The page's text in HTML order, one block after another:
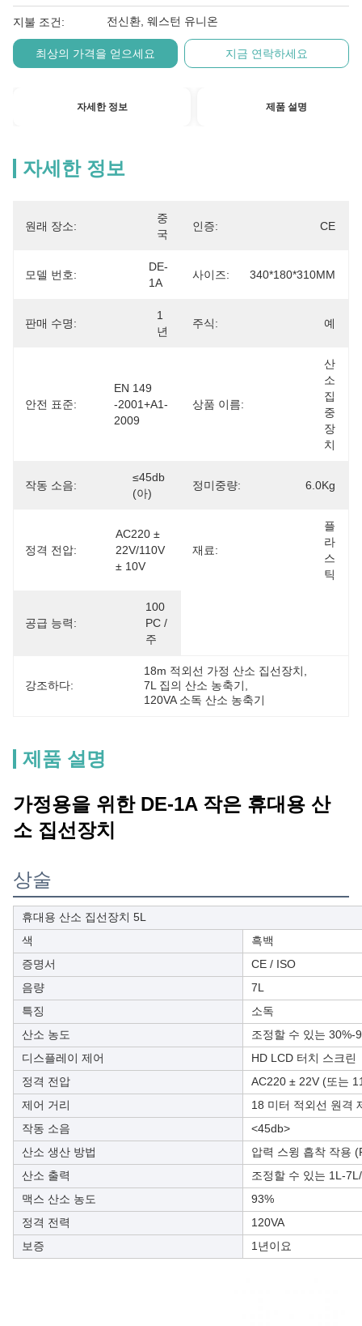
지불 조건: 전신환, 웨스턴 유니온
최상의 가격을 얻으세요 지금 연락하세요
자세한 정보 제품 설명
자세한 정보
원래 장소:
중
국
인증: CE
모델 번호:
DE-
1A
사이즈: 340*180*310MM
판매 수명:
1
년
주식: 예
안전 표준:
EN 149
-2001+A1-
2009
상품 이름:
산
소
집
중
장
치
작동 소음:
≤45db
(아)
정미중량: 6.0Kg
정격 전압:
AC220 ±
22V/110V
± 10V
재료:
플
라
스
틱
공급 능력:
100
PC /
주
강조하다:
18m 적외선 가정 산소 집선장치
7L 집의 산소 농축기
120VA 소독 산소 농축기
제품 설명
가정용을 위한 DE-1A 작은 휴대용 산
소 집선장치
상술
휴대용 산소 집선장치 5L
색
흑백
증명서
CE / ISO
음량
7L
특징
소독
산소 농도
조정할 수 있는 30%-
디스플레이 제어
HD LCD 터치 스크린
정격 전압
AC220 ± 22V (또는
제어 거리
18 미터 적외선 원격
작동 소음
<45db>
산소 생산 방법
압력 스윙 흡착 작용
산소 출력
조정할 수 있는 1L-
맥스 산소 농도
93%
정격 전력
120VA
보증
1년이요